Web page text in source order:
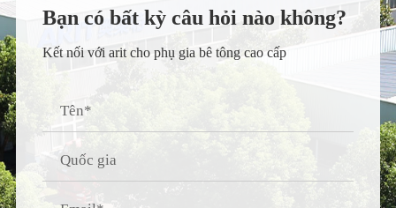
Bạn có bất kỳ câu hỏi nào không?
Kết nối với arit cho phụ gia bê tông cao cấp